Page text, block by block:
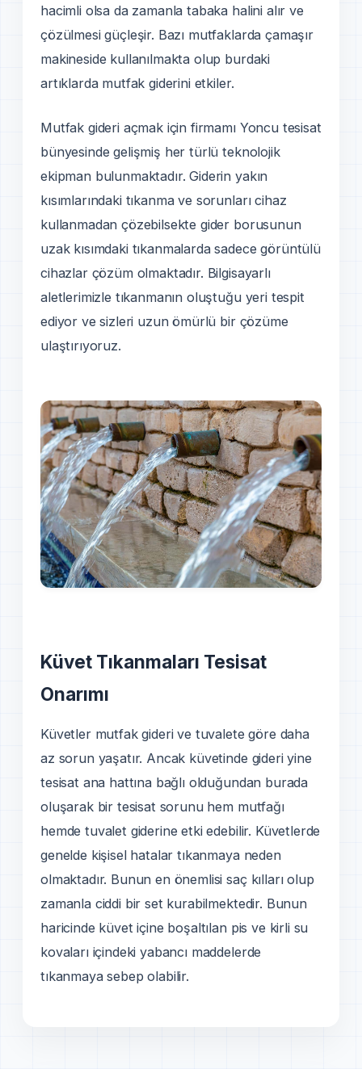
hacimli olsa da zamanla tabaka halini alır ve
çözülmesi güçleşir. Bazı mutfaklarda çamaşır
makineside kullanılmakta olup burdaki
artıklarda mutfak giderini etkiler.
Mutfak gideri açmak için firmamı Yoncu tesisat
bünyesinde gelişmiş her türlü teknolojik
ekipman bulunmaktadır. Giderin yakın
kısımlarındaki tıkanma ve sorunları cihaz
kullanmadan çözebilsekte gider borusunun
uzak kısımdaki tıkanmalarda sadece görüntülü
cihazlar çözüm olmaktadır. Bilgisayarlı
aletlerimizle tıkanmanın oluştuğu yeri tespit
ediyor ve sizleri uzun ömürlü bir çözüme
ulaştırıyoruz.
Küvet Tıkanmaları Tesisat
Onarımı
Küvetler mutfak gideri ve tuvalete göre daha
az sorun yaşatır. Ancak küvetinde gideri yine
tesisat ana hattına bağlı olduğundan burada
oluşarak bir tesisat sorunu hem mutfağı
hemde tuvalet giderine etki edebilir. Küvetlerde
genelde kişisel hatalar tıkanmaya neden
olmaktadır. Bunun en önemlisi saç kılları olup
zamanla ciddi bir set kurabilmektedir. Bunun
haricinde küvet içine boşaltılan pis ve kirli su
kovaları içindeki yabancı maddelerde
tıkanmaya sebep olabilir.